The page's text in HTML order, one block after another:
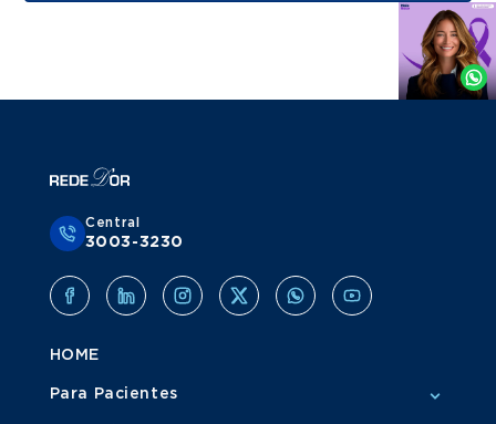
Agende
Whatsapp
Central
3003-3230
HOME
Para Pacientes